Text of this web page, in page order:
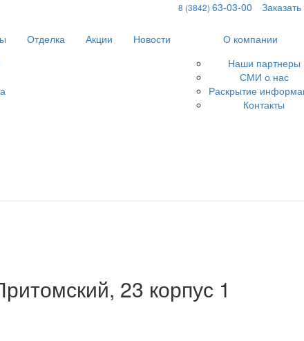
8 (3842) 63-03-00
Отделка Акции Новости
О компании
Наши партнеры
СМИ о нас
Раскрытие
Контакты
23 корпус 1